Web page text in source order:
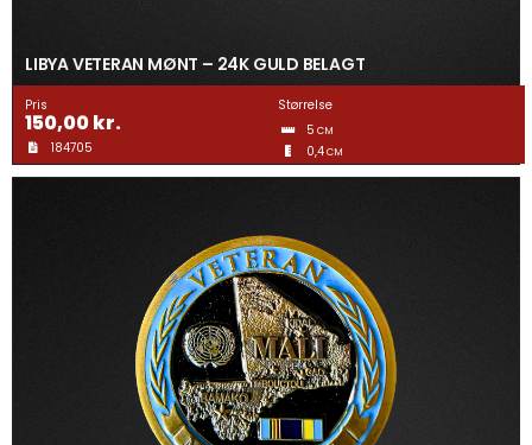
LIBYA VETERAN MØNT – 24K GULD BELAGT
Pris
150,00kr.
184705
Størrelse
5 CM
0,4CM